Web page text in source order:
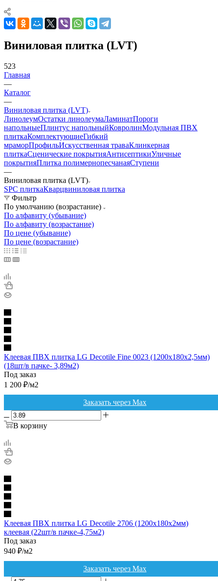
Виниловая плитка (LVT)
523
Главная
—
Каталог
—
Виниловая плитка (LVT)
ЛинолеумОстатки линолеумаЛаминатПороги
напольныеПлинтус напольныйКовролинМодульная ПВХ
плиткаКомплектующиеГибкий
мраморПрофильИскусственная траваКлинкерная
плиткаСценические покрытияАнтисептикиУличные
покрытияПлитка полимернопесчанаяСтупени
—
Виниловая плитка (LVT)
SPC плиткаКварцвиниловая плитка
Фильтр
По умолчанию (возрастание)
По алфавиту (убывание)
По алфавиту (возрастание)
По цене (убывание)
По цене (возрастание)
Клеевая ПВХ плитка LG Decotile Fine 0023 (1200х180х2,5мм)
(18шт/в пачке- 3,89м2)
Под заказ
1 200 ₽/м2
Заказать через Max
В корзину
Клеевая ПВХ плитка LG Decotile 2706 (1200х180х2мм)
клеевая (22шт/в пачке-4,75м2)
Под заказ
940 ₽/м2
Заказать через Max